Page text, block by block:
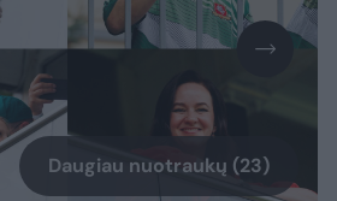
Daugiau nuotraukų (23)